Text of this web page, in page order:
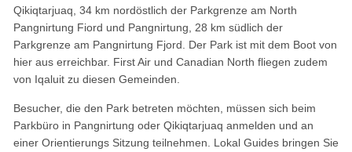
Qikiqtarjuaq, 34 km nordöstlich der Parkgrenze am North
Pangnirtung Fiord und Pangnirtung, 28 km südlich der
Parkgrenze am Pangnirtung Fjord. Der Park ist mit dem Boot von
hier aus erreichbar. First Air und Canadian North fliegen zudem
von Iqaluit zu diesen Gemeinden.
Besucher, die den Park betreten möchten, müssen sich beim
Parkbüro in Pangnirtung oder Qikiqtarjuaq anmelden und an
einer Orientierungs Sitzung teilnehmen. Lokal Guides bringen Sie